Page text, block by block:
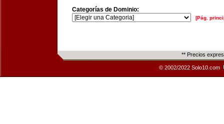
Categorías de Dominio:
[Pág.
** Precios
© 2002/2022 Solo10.com